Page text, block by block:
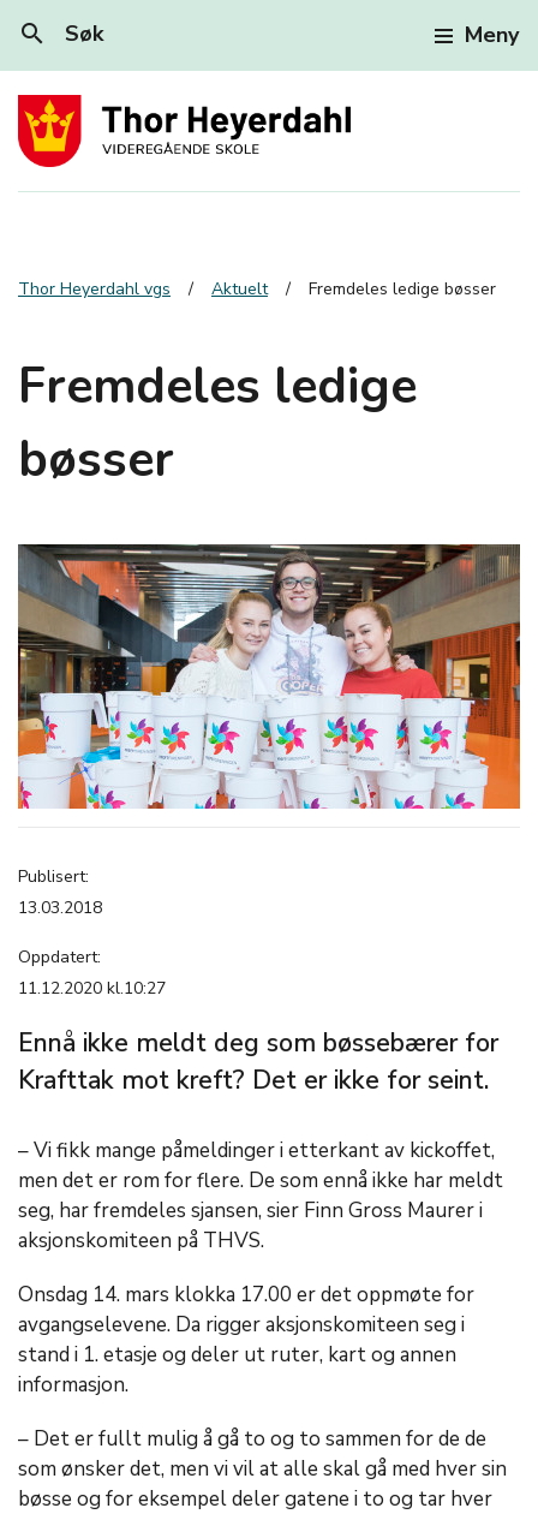
search Søk Meny
Thor Heyerdahl vgs Aktuelt Fremdeles ledige bøsser
Fremdeles ledige
bøsser
Publisert:
13.03.2018
Oppdatert:
11.12.2020 kl.10:27
Ennå ikke meldt deg som bøssebærer for
Krafttak mot kreft? Det er ikke for seint.
– Vi fikk mange påmeldinger i etterkant av kickoffet,
men det er rom for flere. De som ennå ikke har meldt
seg, har fremdeles sjansen, sier Finn Gross Maurer i
aksjonskomiteen på THVS.
Onsdag 14. mars klokka 17.00 er det oppmøte for
avgangselevene. Da rigger aksjonskomiteen seg i
stand i 1. etasje og deler ut ruter, kart og annen
informasjon.
– Det er fullt mulig å gå to og to sammen for de de
som ønsker det, men vi vil at alle skal gå med hver sin
bøsse og for eksempel deler gatene i to og tar hver